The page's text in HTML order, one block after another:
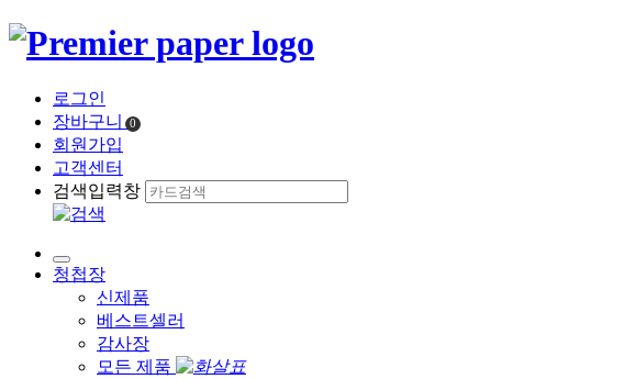
로그인
장바구니0
회원가입
고객센터
검색입력창
청첩장
신제품
베스트셀러
감사장
모든 제품